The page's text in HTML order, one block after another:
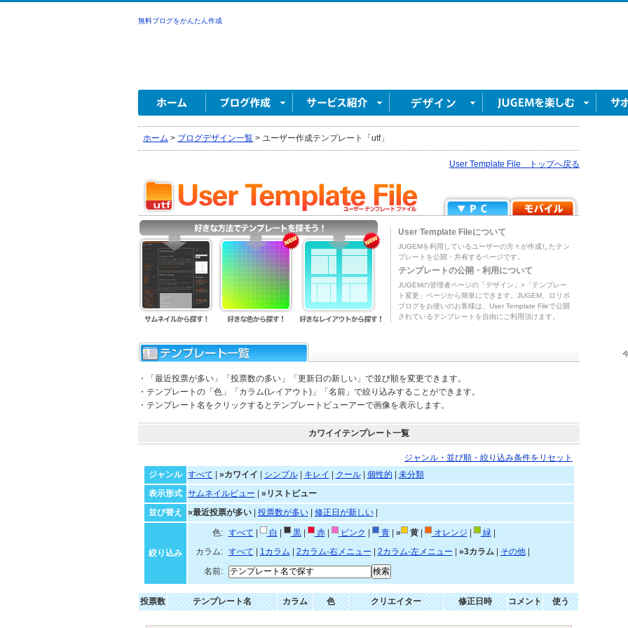
無料ブログをかんたん作成
ホーム > ブログデザイン一覧 > ユーザー作成テンプレート「utf」
User Template File トップへ戻る
User Template Fileについて
JUGEMを利用しているユーザーの方々が作成したテン
プレートを公開・共有するページです。
テンプレートの公開・利用について
JUGEMの管理者ページの「デザイン」>「テンプレー
ト変更」ページから簡単にできます。JUGEM、ロリポ
ブログをお使いのお客様は、User Template Fileで公開
されているテンプレートを自由にご利用頂けます。
・「最近投票が多い」「投票数の多い」「更新日の新しい」で並び順を変更できます。
・テンプレートの「色」「カラム(レイアウト)」「名前」で絞り込みすることができます。
・テンプレート名をクリックするとテンプレートビューアーで画像を表示します。
カワイイテンプレート一覧
ジャンル・並び順・絞り込み条件をリセット
ジャンル
すべて »カワイイ シンプル| キレイ クール| 個性的
未分類
表示形式
サムネイルビュー
»リストビュー
並び替え
»最近投票が多い| 投票数が多い| 修正日が新しい|
絞り込み
色: すべて 白 黒| 赤| ピンク 青| » 黄| オレンジ 緑|
カラム:
すべて 1カラム 2カラム-右メニュー 2カラム-左メニュー »3カラム| その他|
名前:
投票数 テンプレート名 カラム 色 クリエイター 修正日時 コメント 使う